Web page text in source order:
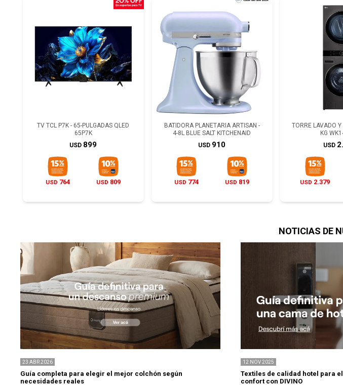
TV TCL P7K - 65-PULGADAS QLED
65P7K
USD 899
USD 764 USD 809
BATIDORA PLANETARIA ARTISAN -
4-8L BLUE SALT KITCHENAID
USD 910
USD 774 USD 819
TORRE LAVADO
KG
USD
USD 2.379
NOTICIAS DE
23 ABR2026
Guía completa para elegir el mejor colchón según
necesidades reales
12 NOV 2025
Textiles de calidad hotel para
confort con DIVINO